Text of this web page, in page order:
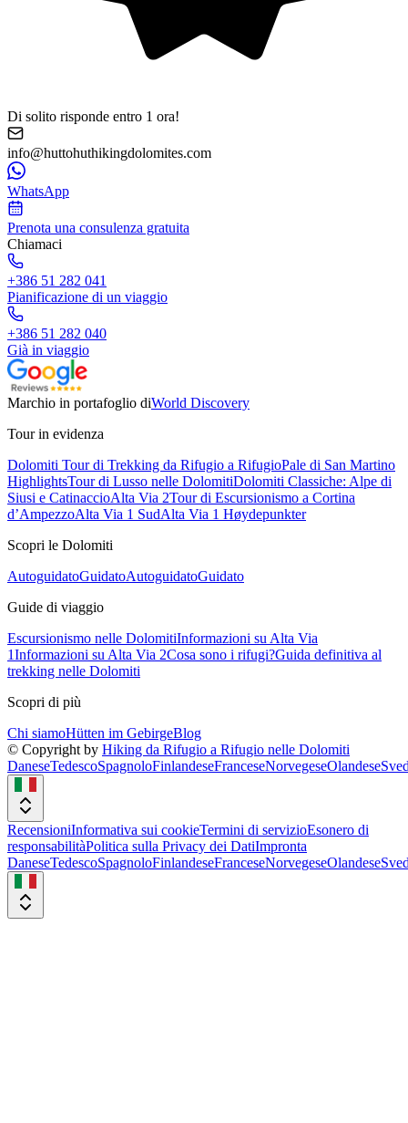
Di solito risponde entro 1 ora!
info@huttohuthikingdolomites.com
WhatsApp
Prenota una consulenza gratuita
Chiamaci
+386 51 282 041
Pianificazione di un viaggio
+386 51 282 040
Già in viaggio
Marchio in portafoglio diWorld Discovery
Tour in evidenza
Dolomiti Tour di Trekking da Rifugio a RifugioPale di San Martino
HighlightsTour di Lusso nelle DolomitiDolomiti Classiche: Alpe di
Siusi e CatinaccioAlta Via 2Tour di Escursionismo a Cortina
d’AmpezzoAlta Via 1 SudAlta Via 1 Høydepunkter
Scopri le Dolomiti
AutoguidatoGuidatoAutoguidatoGuidato
Guide di viaggio
Escursionismo nelle DolomitiInformazioni su Alta Via
1Informazioni su Alta Via 2Cosa sono i rifugi?Guida definitiva al
trekking nelle Dolomiti
Scopri di più
Chi siamoHütten im GebirgeBlog
© Copyright by Hiking da Rifugio a Rifugio nelle Dolomiti
DaneseTedescoSpagnoloFinlandeseFranceseNorvegeseOlandese
RecensioniInformativa sui cookieTermini di servizioEsonero di
responsabilitàPolitica sulla Privacy dei DatiImpronta
DaneseTedescoSpagnoloFinlandeseFranceseNorvegeseOlandese